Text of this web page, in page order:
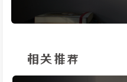
相关推荐